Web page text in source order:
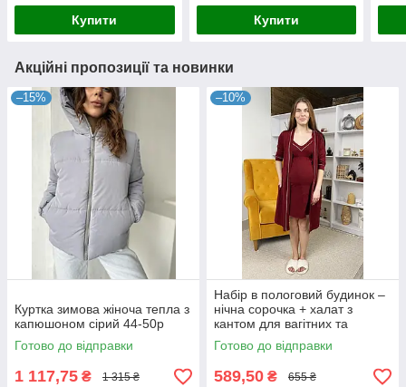
Купити Купити
Акційні пропозиції та новинки
–15%
Куртка зимова жіноча тепла з
капюшоном сірий 44-50p
Готово до відправки
1 117,75 ₴ 1 315 ₴
–10%
Набір в пологовий будинок –
нічна сорочка + халат з
кантом для вагітних та
годуючих бордовий 44-54р.
Готово до відправки
589,50 ₴ 655 ₴